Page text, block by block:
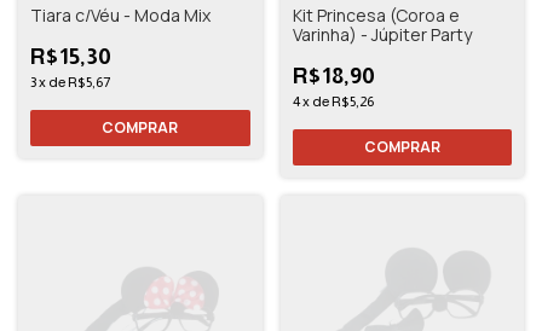
Tiara c/Véu - Moda Mix
R$15,30
3x de R$5,67
Kit Princesa (Coroa e
Varinha) - Júpiter Party
R$18,90
4x de R$5,26